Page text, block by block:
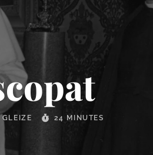
24 MINUTES